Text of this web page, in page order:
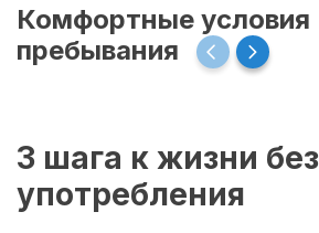
Комфортные условия
пребывания
3 шага к жизни без
употребления